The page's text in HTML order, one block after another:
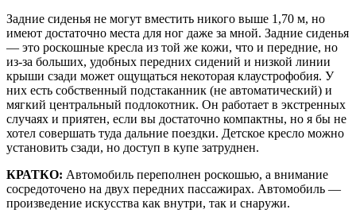
Задние сиденья не могут вместить никого выше 1,70 м, но
имеют достаточно места для ног даже за мной. Задние сиденья
— это роскошные кресла из той же кожи, что и передние, но
из-за больших, удобных передних сидений и низкой линии
крыши сзади может ощущаться некоторая клаустрофобия. У
них есть собственный подстаканник (не автоматический) и
мягкий центральный подлокотник. Он работает в экстренных
случаях и приятен, если вы достаточно компактны, но я бы не
хотел совершать туда дальние поездки. Детское кресло можно
установить сзади, но доступ в купе затруднен.
КРАТКО: Автомобиль переполнен роскошью, а внимание
сосредоточено на двух передних пассажирах. Автомобиль —
произведение искусства как внутри, так и снаружи.